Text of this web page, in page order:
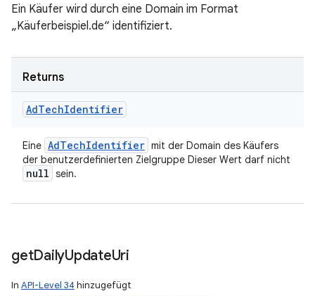
Ein Käufer wird durch eine Domain im Format
„Käuferbeispiel.de“ identifiziert.
Returns
AdTechIdentifier
Eine AdTechIdentifier mit der Domain des Käufers
der benutzerdefinierten Zielgruppe Dieser Wert darf nicht
null sein.
getDailyUpdateUri
In API-Level 34 hinzugefügt